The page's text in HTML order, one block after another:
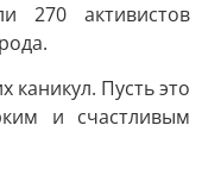
270 активистов
каникул. Пусть это
и счастливым